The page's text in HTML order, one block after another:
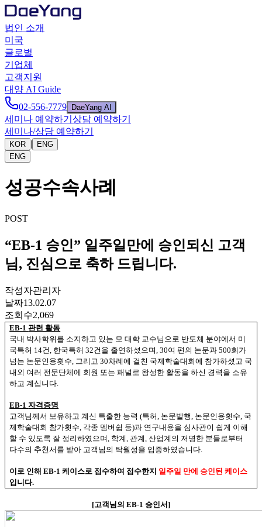
법인 소개
미국
글로벌
기업체
고객지원
대양 AI Guide
02-556-7779
DaeYang AI
세미나 예약하기 상담 예약하기
세미나/상담 예약하기
KOR |
ENG
ENG
성공수속사례
POST
“EB-1 승인” 일주일만에 승인되신 고객
님, 진심으로 축하 드립니다.
작성자관리자
날짜13.02.07
조회수2,069
EB-1관련 활동
국내 박사학위를 소지하고 있는 모 대학 교수님으로 반도체 분야에서 미
국특허 14건 한국특허 32건을 출연하셨으며 , 30여 편의 논문과 500회가
넘는 논문인용횟수 그리고 30차례에 걸친 국제학술대회에 참가하셨고 국
내외 여러 전문단체에 회원 또는 패널로 왕성한 활동을 하신 경력을 소유
하고 계십니다
EB-1자격증명
고객님께서 보유하고 계신 특출한 능력 (특허 논문발행 논문인용횟수 국
제학술대회 참가횟수 각종 멤버쉽 등)과 연구내용을 심사관이 쉽게 이해
할 수 있도록 잘 정리하였으며 학계 관계 ,산업계의 저명한 분들로부터
다수의 추천서를 받아 고객님의 탁월성을 입증하였습니다
이로 인해 EB-1케이스로 접수하여 접수한지 일주일 만에 승인된 케이스
입니다.
[고객님의 EB-1 승인서]